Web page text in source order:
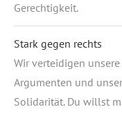
Gerechtigkeit.
Stark gegen rechts
Wir verteidigen
Argumenten und
Solidarität. Du willst